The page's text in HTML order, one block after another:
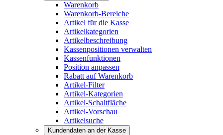
Warenkorb
Warenkorb-Bereiche
Artikel für die Kasse
Artikelkategorien
Artikelbeschreibung
Kassenpositionen verwalten
Kassenfunktionen
Position anpassen
Rabatt auf Warenkorb
Artikel-Filter
Artikel-Kategorien
Artikel-Schaltfläche
Artikel-Vorschau
Artikelsuche
Kundendaten an der Kasse